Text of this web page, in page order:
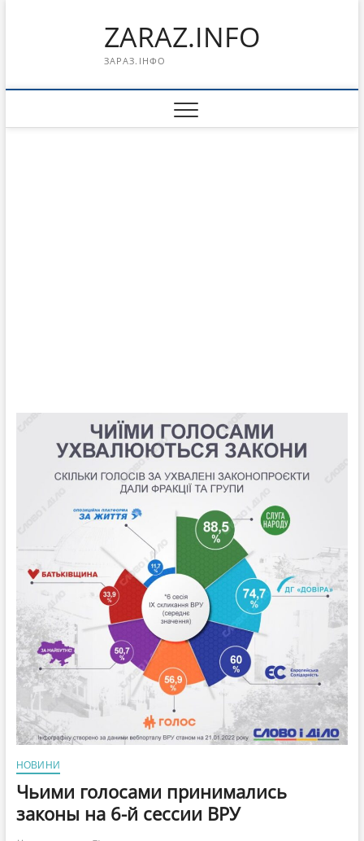
ZARAZ.INFO
ЗАРАЗ.ІНФО
НОВИНИ
Чьими голосами принимались
законы на 6-й сессии ВРУ